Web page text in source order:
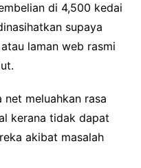
di 4,500 kedai
supaya
laman web rasmi
net meluahkan rasa
kerana tidak dapat
akibat masalah